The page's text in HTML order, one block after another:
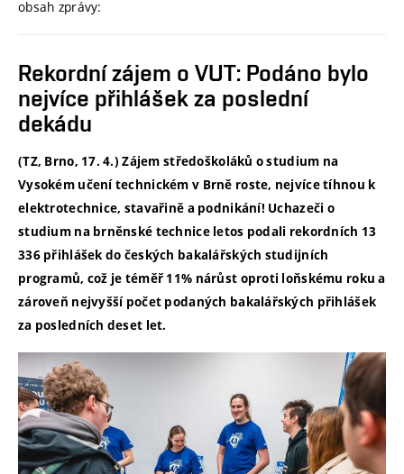
obsah zprávy:
Rekordní zájem o VUT: Podáno bylo
nejvíce přihlášek za poslední
dekádu
(TZ, Brno, 17. 4.) Zájem středoškoláků o studium na
Vysokém učení technickém v Brně roste, nejvíce tíhnou k
elektrotechnice, stavařině a podnikání! Uchazeči o
studium na brněnské technice letos podali rekordních 13
336 přihlášek do českých bakalářských studijních
programů, což je téměř 11% nárůst oproti loňskému roku a
zároveň nejvyšší počet podaných bakalářských přihlášek
za posledních deset let.